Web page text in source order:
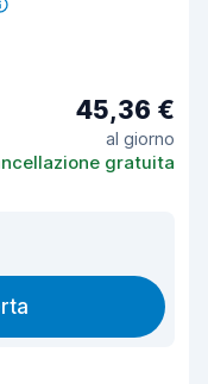
45,36 €
al giorno
gratuita